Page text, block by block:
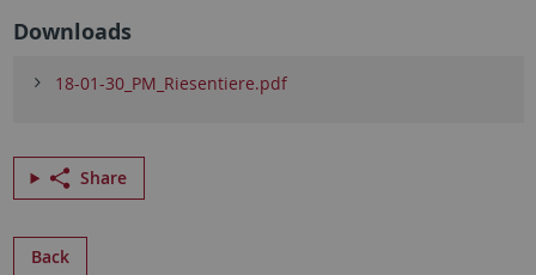
Downloads
18-01-30_PM_Riesentiere.pdf
Share
Back